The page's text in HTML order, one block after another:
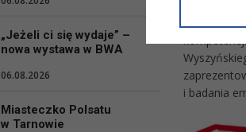
„Jeżeli ci się wydaje” –
nowa wystawa w BWA
06.08.2026
Miasteczko Polsatu
w Tarnowie
trudem
z
i badania
Niniejsza